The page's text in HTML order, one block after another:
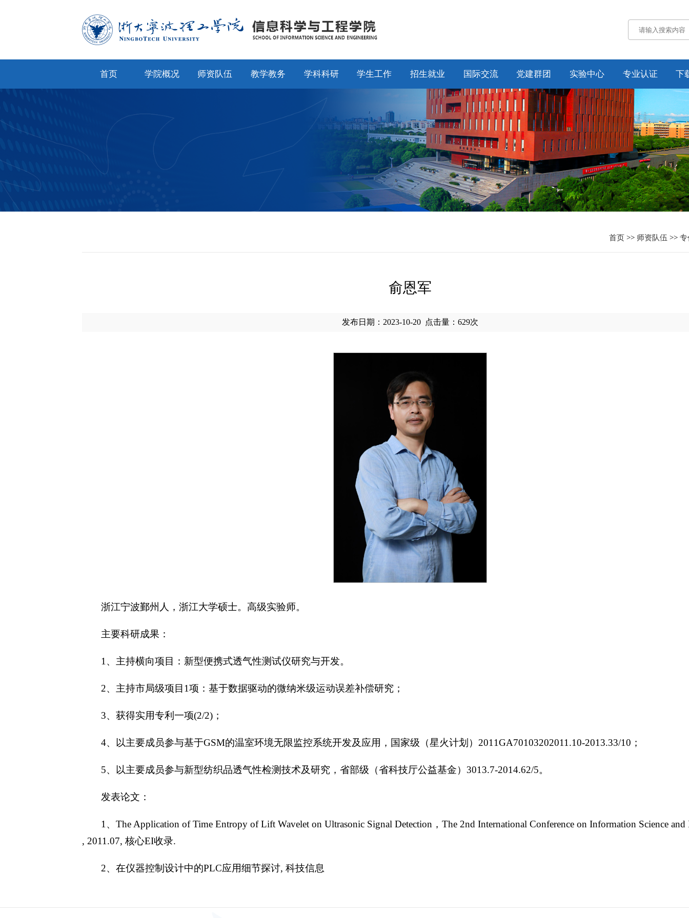
首页 学院概况 师资队伍 教学教务
专业设置
学科科研
通知公告
科研动态
学生工作
学工动态
学科竞赛
招生就业
招生工作
就业工作
校友工作
国际交流
通知公告
交流动态
合作项目
党建群团
通知公告
党务工作
工会工作
纪委工作
实验中心 专业认证
认证概况
工作动态
培养方案
规章制度
下
资
首页 >> 师资队伍 >> 专
俞恩军
发布日期：2023-10-20 点击量： 629次
浙江宁波鄞州人，浙江大学硕士。高级实验师。
主要科研成果：
1、主持横向项目：新型便携式透气性测试仪研究与开发。
2、主持市局级项目1项：基于数据驱动的微纳米级运动误差补偿研究；
3、获得实用专利一项(2/2)；
4、以主要成员参与基于GSM的温室环境无限监控系统开发及应用，国家级（星火计划）2011GA70103202011.10-2013.33/10；
5、以主要成员参与新型纺织品透气性检测技术及研究，省部级（省科技厅公益基金）3013.7-2014.62/5。
发表论文：
1、The Application of Time Entropy of Lift Wavelet on Ultrasonic Signal Detection，The 2nd International Conference on Information Science and
, 2011.07, 核心EI收录.
2、在仪器控制设计中的PLC应用细节探讨, 科技信息